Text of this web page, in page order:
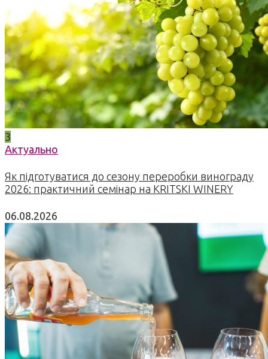
3
Актуально
Як підготуватися до сезону переробки винограду
2026: практичний семінар на KRITSKI WINERY
06.08.2026